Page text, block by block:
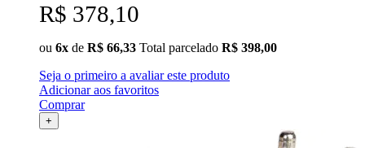
R$ 378,10
ou 6x de R$ 66,33 Total parcelado R$ 398,00
Seja o primeiro a avaliar este produto
Adicionar aos favoritos
Comprar
+